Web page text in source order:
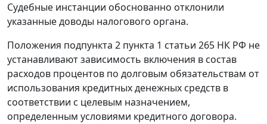
Судебные инстанции обоснованно отклонили
указанные доводы налогового органа.
Положения подпункта 2 пункта 1 статьи 265 НК РФ не
устанавливают зависимость включения в состав
расходов процентов по долговым обязательствам от
использования кредитных денежных средств в
соответствии с целевым назначением,
определенным условиями кредитного договора.